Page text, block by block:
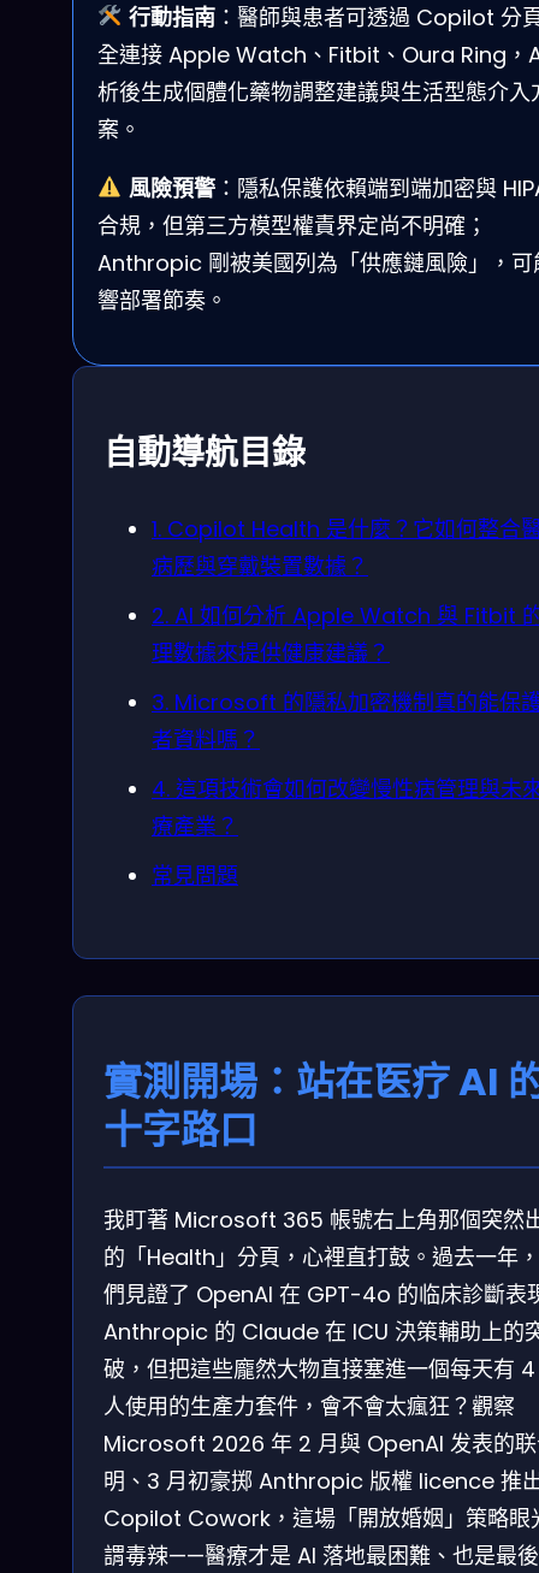
行動指南：醫師與患者可透過 Copilot 分
全連接 Apple Watch、Fitbit、Oura Ring，
析後生成個體化藥物調整建議與生活型態介入
案。
風險預警：隱私保護依賴端到端加密與
合規，但第三方模型權責界定尚不明確；
Anthropic 剛被美國列為「供應鏈風險」，可
響部署節奏。
自動導航目錄
1. Copilot Health 是什麼？它如何整合
病歷與穿戴裝置數據？
2. AI 如何分析 Apple Watch 與 Fitbit
理數據來提供健康建議？
3. Microsoft 的隱私加密機制真的能保
者資料嗎？
4. 這項技術會如何改變慢性病管理與未
療產業？
常見問題
實測開場：站在医疗 AI
十字路口
我盯著 Microsoft 365 帳號右上角那個突然
的「Health」分頁，心裡直打鼓。過去一年
們見證了 OpenAI 在 GPT-4o 的临床診斷表
Anthropic 的 Claude 在 ICU 決策輔助上的
破，但把這些龐然大物直接塞進一個每天有
人使用的生產力套件，會不會太瘋狂？觀察
Microsoft 2026 年 2 月與 OpenAI 发表的
明、3 月初豪掷 Anthropic 版權 licence 推
Copilot Cowork，這場「開放婚姻」策略眼
謂毒辣——醫療才是 AI 落地最困難、也是最